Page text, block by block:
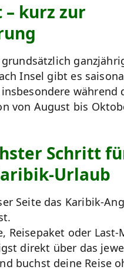
– kurz zur
Insel gibt es
während
von August bis
Schritt
Urlaub
Seite das Karibik-
Reisepaket oder Last-
direkt über das
buchst deine Reise